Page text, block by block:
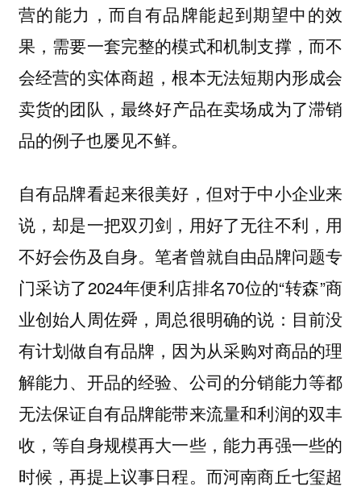
营的能力，而自有品牌能起到期望中的效
果，需要一套完整的模式和机制支撑，而不
会经营的实体商超，根本无法短期内形成会
卖货的团队 ，最终好产品在卖场成为了滞销
品的例子也屡见不鲜。
自有品牌看起来很美好，但对于中小企业来
说，却是一把双刃剑，用好了无往不利，用
不好会伤及自身。笔者曾就自由品牌问题专
门采访了2024年便利店排名70位的“转森”商
业创始人周佐舜，周总很明确的说：目前没
有计划做自有品牌，因为从采购对商品的理
解能力、开品的经验、公司的分销能力等都
无法保证自有品牌能带来流量和利润的双丰
收，等自身规模再大一些，能力再强一些的
时候，再提上议事日程。而河南商丘七玺超